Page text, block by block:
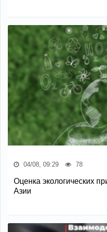
04/08, 09:29 78
Оценка экологических
Азии